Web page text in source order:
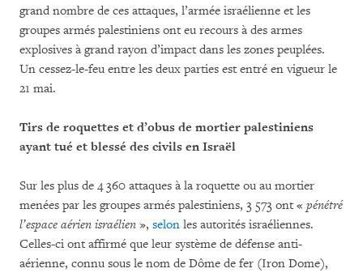
grand nombre de ces attaques, l’armée israélienne et les
groupes armés palestiniens ont eu recours à des armes
explosives à grand rayon d’impact dans les zones peuplées.
Un cessez-le-feu entre les deux parties est entré en vigueur le
21 mai.
Tirs de roquettes et d’obus de mortier palestiniens
ayant tué et blessé des civils en Israël
Sur les plus de 4 360 attaques à la roquette ou au mortier
menées par les groupes armés palestiniens, 3 573 ont « pénétré
l’espace aérien israélien », selon les autorités israéliennes.
Celles-ci ont affirmé que leur système de défense anti-
aérienne, connu sous le nom de Dôme de fer (Iron Dome),